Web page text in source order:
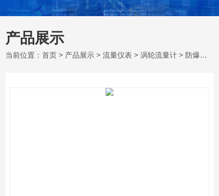
产品展示
当前位置：首页 > 产品展示 >流量仪表 >涡轮流量计 > 防爆气体涡轮流量计